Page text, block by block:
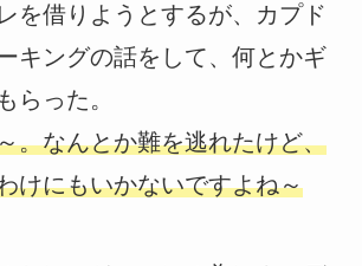
を借りようとするが、カプド
キングの話をして、何とかギ
らった。
。なんとか難を逃れたけど、
けにもいかないですよね～